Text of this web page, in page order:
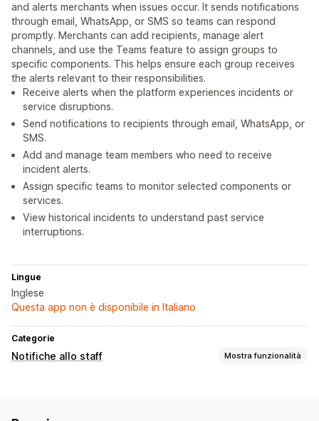
and alerts merchants when issues occur. It sends notifications
through email, WhatsApp, or SMS so teams can respond
promptly. Merchants can add recipients, manage alert
channels, and use the Teams feature to assign groups to
specific components. This helps ensure each group receives
the alerts relevant to their responsibilities.
Receive alerts when the platform experiences incidents or
service disruptions.
Send notifications to recipients through email, WhatsApp, or
SMS.
Add and manage team members who need to receive
incident alerts.
Assign specific teams to monitor selected components or
services.
View historical incidents to understand past service
interruptions.
Lingue
Inglese
Questa app non è disponibile in Italiano
Categorie
Notifiche allo staff Mostra funzionalità